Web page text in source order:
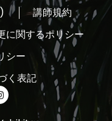
講師規約
に関するポリシー
シー
く表記